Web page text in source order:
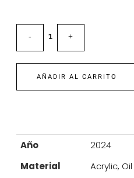
AÑADIR AL CARRITO
Año
2024
Material
Acrylic,